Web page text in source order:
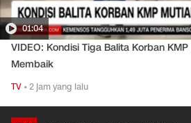
01:04
VIDEO: Kondisi Tiga Balita Korban
Membaik
TV •2 jam yang lalu